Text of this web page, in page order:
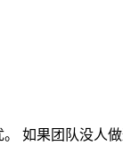
如果团队没人做